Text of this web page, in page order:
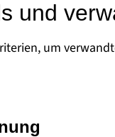
und
um